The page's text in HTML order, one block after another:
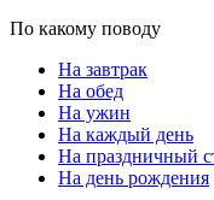
По какому поводу
На завтрак
На обед
На ужин
На каждый день
На праздничный
На день рождения